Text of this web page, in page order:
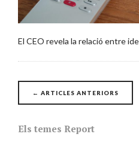
El CEO revela la relació entre
Posts
← ARTICLES ANTERIORS
Els temes Report